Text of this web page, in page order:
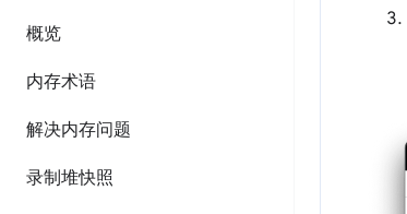
概览
内存术语
解决内存问题
录制堆快照